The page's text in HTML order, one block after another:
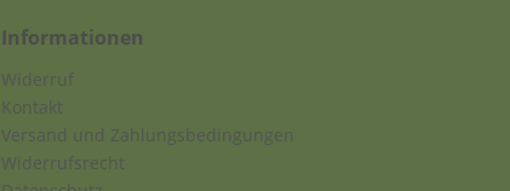
Informationen
Widerruf
Kontakt
Versand und Zahlungsbedingungen
Widerrufsrecht